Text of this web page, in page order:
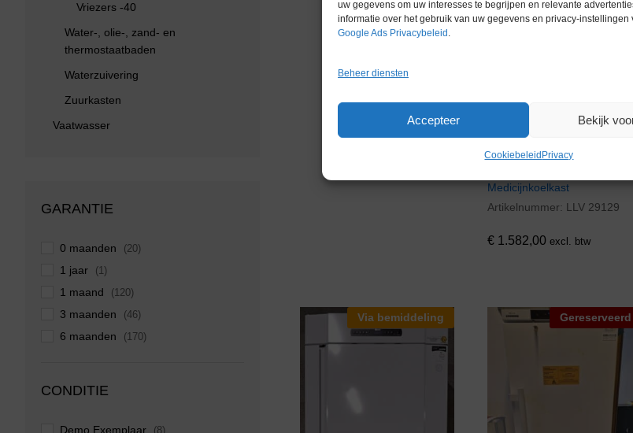
uw gegevens om uw interesses te begrijpen en relevante
informatie over het gebruik van uw gegevens en privacy-instellingen
Google Ads Privacybeleid
Beheer diensten
Accepteer Bekijk
Cookiebeleid Privacy
Medicijnkoelkast
Artikelnummer: LLV 29129
€1.582,00 excl. btw
€1.582,00
Via bemiddeling Gereserveerd
Vriezers -40
Water-, olie-, zand- en
thermostaatbaden
Waterzuivering
Zuurkasten
Vaatwasser
GARANTIE
0 maanden (20)
1 jaar (1)
1 maand (120)
3 maanden (46)
6 maanden (170)
CONDITIE
Demo Exemplaar (8)